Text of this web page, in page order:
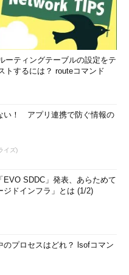
ーティングテーブルの設定をテ
トするには？ routeコマンド
い！ アプリ連携で防ぐ情報の
イズ)
EVO SDDC」発表、あらためて
ジドインフラ」とは (1/2)
のプロセスはどれ？ lsofコマン